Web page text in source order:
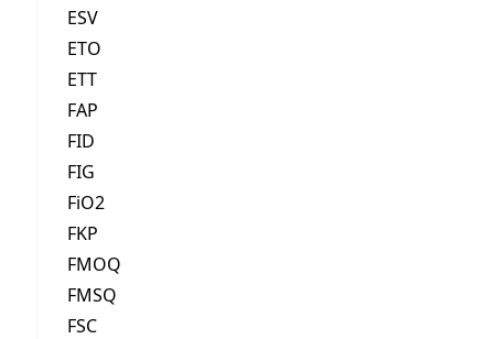
ESV
ETO
ETT
FAP
FID
FIG
FiO2
FKP
FMOQ
FMSQ
FSC